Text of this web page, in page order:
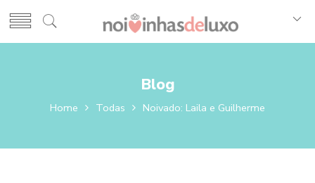
Blog
Home Todas Noivado: Laila e Guilherme